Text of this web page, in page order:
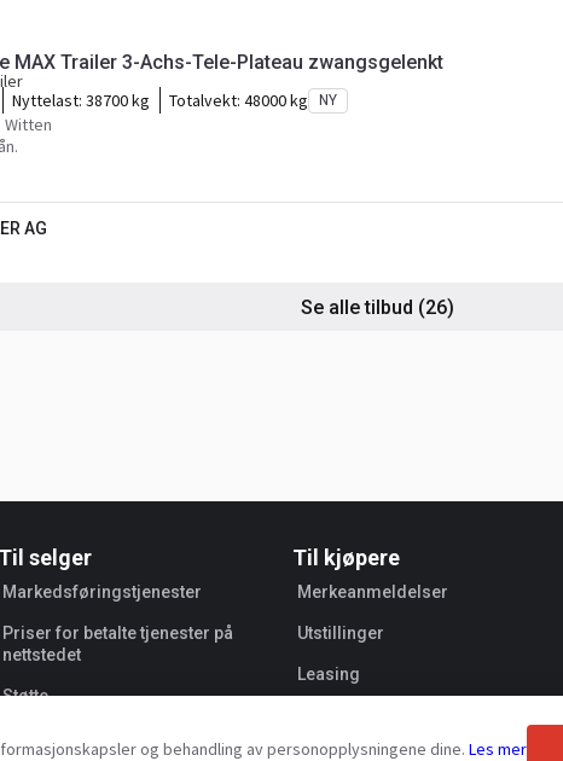
MAX Trailer 3-Achs-Tele-Plateau zwangsgelenkt
Nyttelast: 38700 kg Totalvekt: 48000 kg NY
Witten
AG
Se alle tilbud (26)
Til selger
Markedsføringstjenester
Priser for betalte tjenester på
nettstedet
Støtte
Til kjøpere
Merkeanmeldelser
Utstillinger
Leasing
og behandling av personopplysningene dine. Les mer